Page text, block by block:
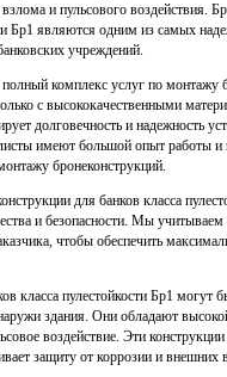
и пульсового воздействия.
Бр1 являются одним из самых
учреждений.
комплекс услуг по монтажу
с высококачественными
долговечность и надежность
имеют большой опыт работы и
бронеконструкций.
для банков класса
и безопасности. Мы учитываем
чтобы обеспечить
класса пулестойкости Бр1 могут
здания. Они обладают
воздействие. Эти
защиту от коррозии и внешних